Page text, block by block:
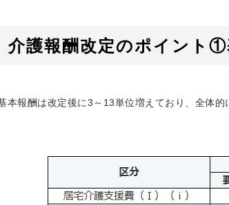
介護報酬改定のポイント①
本報酬は改定後に3～13単位増えており、全体的